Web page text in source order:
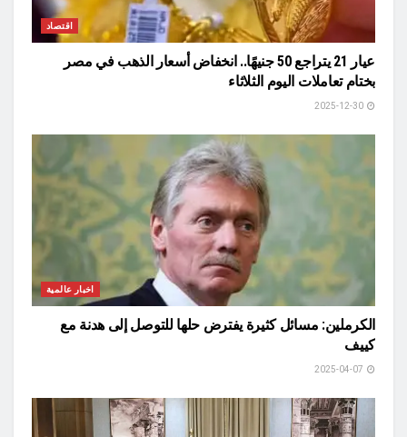
اقتصاد
عيار 21 يتراجع 50 جنيهًا.. انخفاض أسعار الذهب في مصر
بختام تعاملات اليوم الثلاثاء
اخبار عالمية
الكرملين: مسائل كثيرة يفترض حلها للتوصل إلى هدنة مع
كييف